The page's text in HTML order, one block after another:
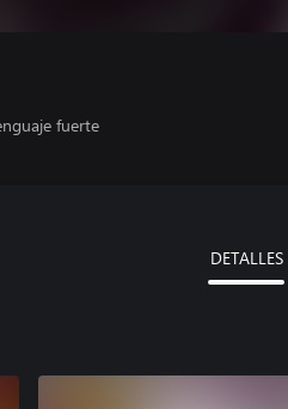
fuerte
DETALLES